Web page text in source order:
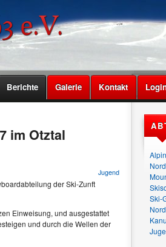
Berichte Galerie Kontakt
Alpin
Ski-
im Ötztal
Jugend
der Ski-Zunft
Einweisung, und ausgestattet
und durch die Wellen der